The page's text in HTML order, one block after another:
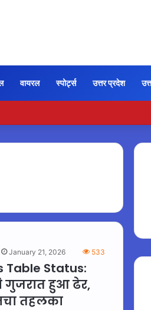
वायरल स्पोर्ट्स उत्तर प्रदेश
January 21, 2026 533
Table Status:
गुजरात हुआ ढेर,
तहलका